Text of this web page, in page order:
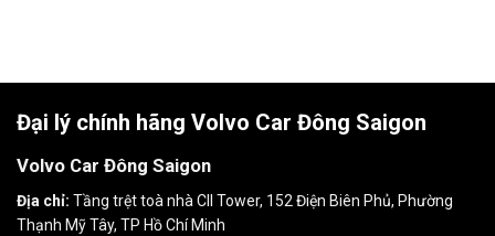
Đại lý chính hãng Volvo Car Đông Saigon
Volvo Car Đông Saigon
Địa chỉ: Tầng trệt toà nhà CII Tower, 152 Điện Biên Phủ, Phường
Thạnh Mỹ Tây, TP Hồ Chí Minh